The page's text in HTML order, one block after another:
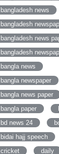
bangladesh news
bangladesh
bangladesh news
bangladesh
bangla news
bangla newspaper
bangla news paper
bangla paper
bd news 24
bidai hajj speech
cricket
daily